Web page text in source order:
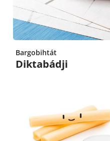
Bargobihtát
Diktabádji